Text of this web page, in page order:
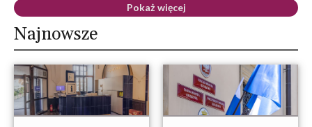
Pokaż więcej
Najnowsze